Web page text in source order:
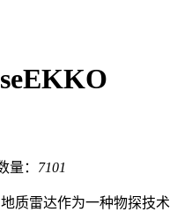
量： 7101
质雷达作为一种物探技术